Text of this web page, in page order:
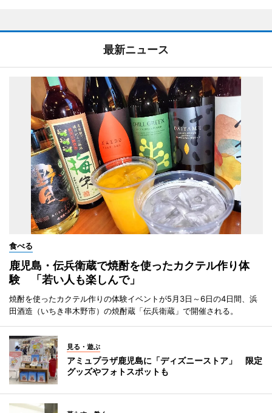
最新ニュース
食べる
鹿児島・伝兵衛蔵で焼酎を使ったカクテル作り体
験 「若い人も楽しんで」
焼酎を使ったカクテル作りの体験イベントが5月3日～6日の4日間、浜
田酒造（いちき串木野市）の焼酎蔵「伝兵衛蔵」で開催される。
見る・遊ぶ
アミュプラザ鹿児島に「ディズニーストア」 限定
グッズやフォトスポットも